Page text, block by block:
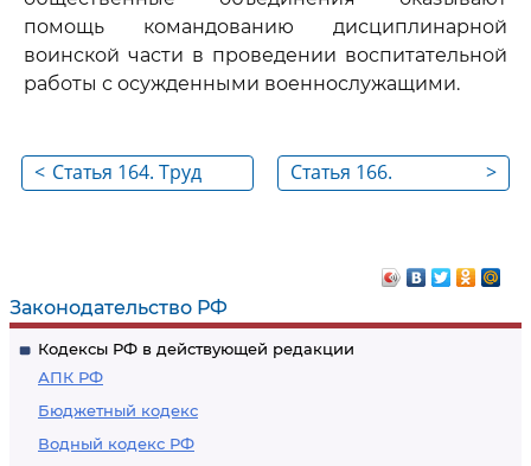
Законодательство РФ
Кодексы РФ в действующей редакции
АПК РФ
Бюджетный кодекс
Водный кодекс РФ
помощь командованию дисциплинарной
воинской части в проведении воспитательной
работы с осужденными военнослужащими.
< Статья 164. Труд
>
Статья 166.
наказания в
дисциплинарной
воинской части